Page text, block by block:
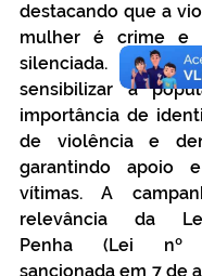
destacando que a
mulher é crime e
silenciada. A
sensibilizar a
importância de
de violência e
garantindo apoio
vítimas. A
relevância da
Penha (Lei nº
sancionada em 7 de